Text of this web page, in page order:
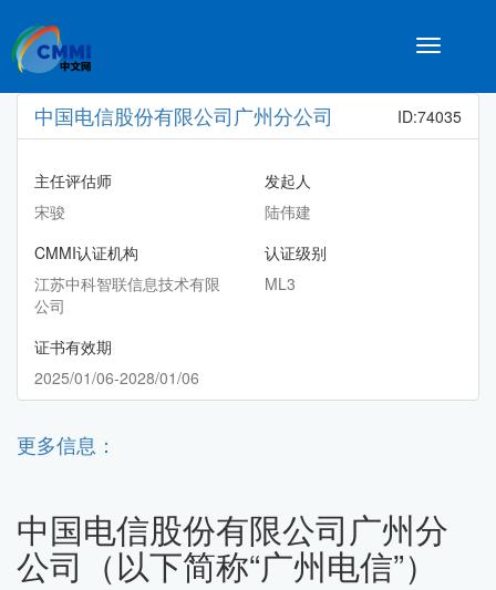
Toggle
中国电信股份有限公司广州分公司 ID:74035
主任评估师
宋骏
发起人
陆伟建
CMMI认证机构
江苏中科智联信息技术有限
公司
认证级别
ML3
证书有效期
2025/01/06-2028/01/06
更多信息：
中国电信股份有限公司广州分
公司（以下简称“广州电信”）